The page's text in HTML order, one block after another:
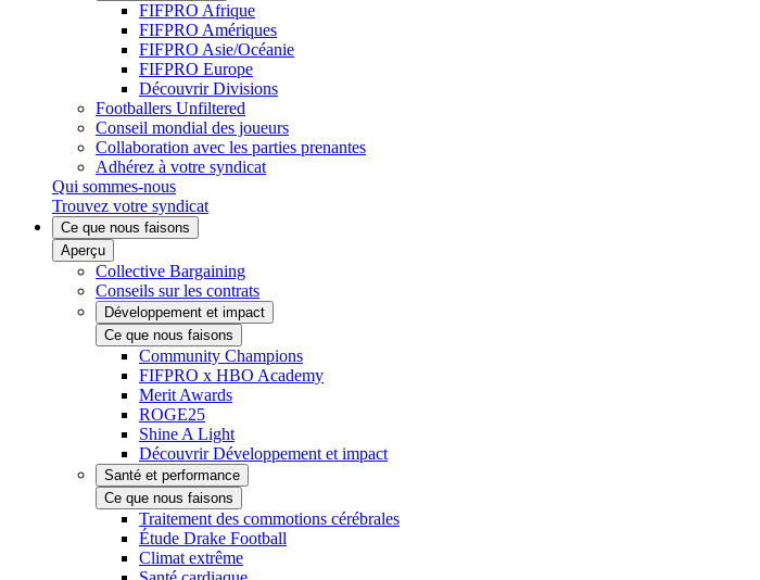
FIFPRO Afrique
FIFPRO Amériques
FIFPRO Asie/Océanie
FIFPRO Europe
Découvrir Divisions
Footballers Unfiltered
Conseil mondial des joueurs
Collaboration avec les parties prenantes
Adhérez à votre syndicat
Qui sommes-nous
Trouvez votre syndicat
Ce que nous faisons
Aperçu
Collective Bargaining
Conseils sur les contrats
Développement et impact
Ce que nous faisons
Community Champions
FIFPRO x HBO Academy
Merit Awards
ROGE25
Shine A Light
Découvrir Développement et impact
Santé et performance
Ce que nous faisons
Traitement des commotions cérébrales
Étude Drake Football
Climat extrême